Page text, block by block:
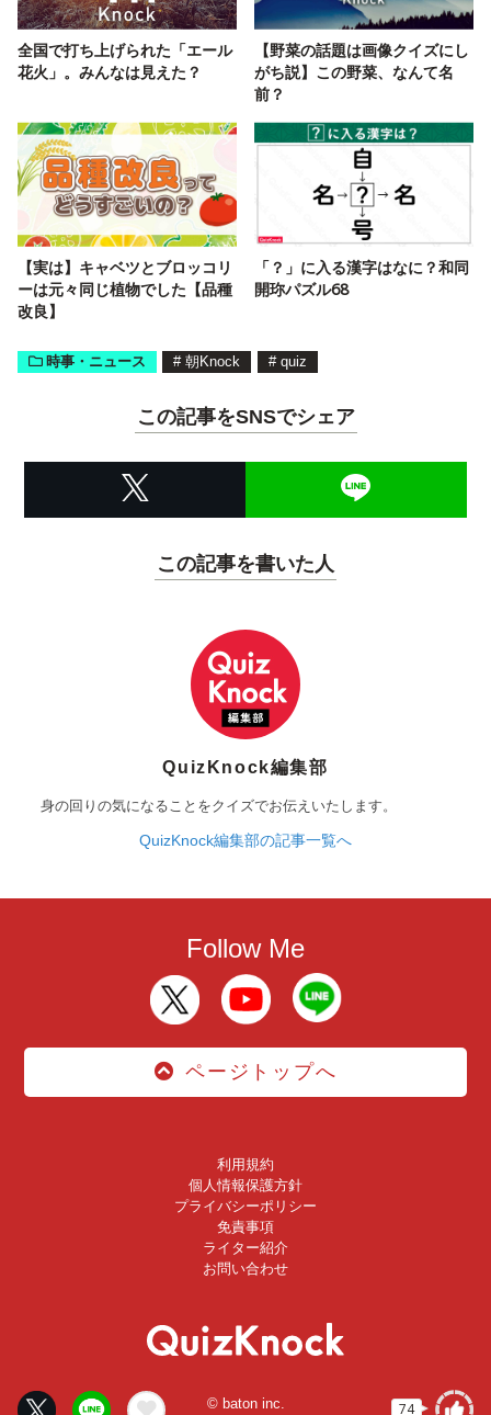
74
全国で打ち上げられた「エール
花火」。みんなは見えた？
【野菜の話題は画像クイズにし
がち説】この野菜、なんて名
前？
【実は】キャベツとブロッコリ
ーは元々同じ植物でした【品種
改良】
「？」に入る漢字はなに？和同
開珎パズル68
時事・ニュース # 朝Knock # quiz
この記事をSNSでシェア
この記事を書いた人
QuizKnock編集部
身の回りの気になることをクイズでお伝えいたします。
QuizKnock編集部の記事一覧へ
Follow Me
ページトップへ
利用規約
個人情報保護方針
プライバシーポリシー
免責事項
ライター紹介
お問い合わせ
© baton inc.